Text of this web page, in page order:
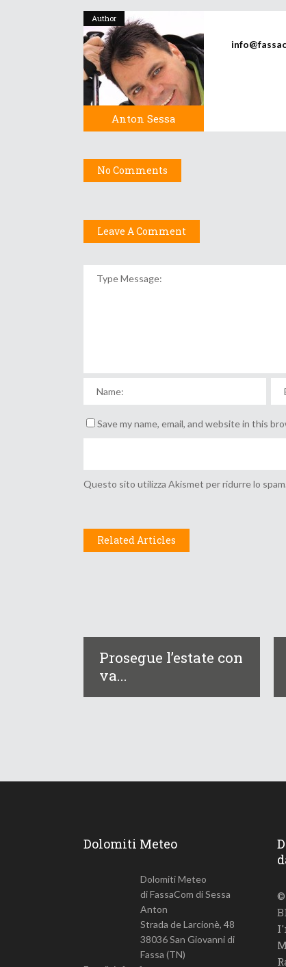
Author
Anton Sessa
No Comments
Leave A Comment
Save my name, email, and website in this
Questo sito utilizza Akismet per ridurre lo spam.
Related Articles
Prosegue l’estate con
va...
Dolomiti Meteo
Dolomiti Meteo
di FassaCom di Sessa
Anton
Strada de Larcionè, 48
38036 San Giovanni di
Fassa (TN)
©